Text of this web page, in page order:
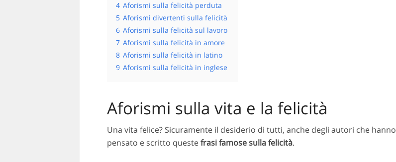
4 Aforismi sulla felicità perduta
5 Aforismi divertenti sulla felicità
6 Aforismi sulla felicità sul lavoro
7 Aforismi sulla felicità in amore
8 Aforismi sulla felicità in latino
9 Aforismi sulla felicità in inglese
Aforismi sulla vita e la felicità
Una vita felice? Sicuramente il desiderio di tutti, anche degli autori che hanno
pensato e scritto questefrasi famose sulla felicità.